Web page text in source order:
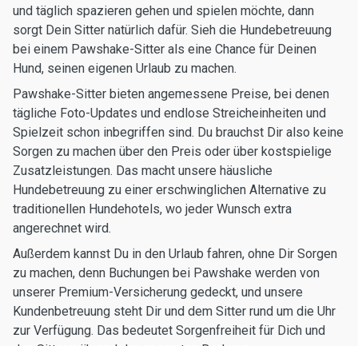
und täglich spazieren gehen und spielen möchte, dann
sorgt Dein Sitter natürlich dafür. Sieh die Hundebetreuung
bei einem Pawshake-Sitter als eine Chance für Deinen
Hund, seinen eigenen Urlaub zu machen.
Pawshake-Sitter bieten angemessene Preise, bei denen
tägliche Foto-Updates und endlose Streicheinheiten und
Spielzeit schon inbegriffen sind. Du brauchst Dir also keine
Sorgen zu machen über den Preis oder über kostspielige
Zusatzleistungen. Das macht unsere häusliche
Hundebetreuung zu einer erschwinglichen Alternative zu
traditionellen Hundehotels, wo jeder Wunsch extra
angerechnet wird.
Außerdem kannst Du in den Urlaub fahren, ohne Dir Sorgen
zu machen, denn Buchungen bei Pawshake werden von
unserer Premium-Versicherung gedeckt, und unsere
Kundenbetreuung steht Dir und dem Sitter rund um die Uhr
zur Verfügung. Das bedeutet Sorgenfreiheit für Dich und